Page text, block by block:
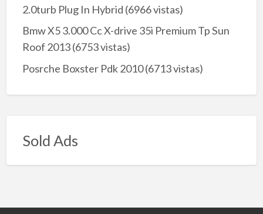
2.0turb Plug In Hybrid (6966 vistas)
Bmw X5 3.000 Cc X-drive 35i Premium Tp Sun
Roof 2013(6753 vistas)
Posrche Boxster Pdk 2010(6713 vistas)
Sold Ads